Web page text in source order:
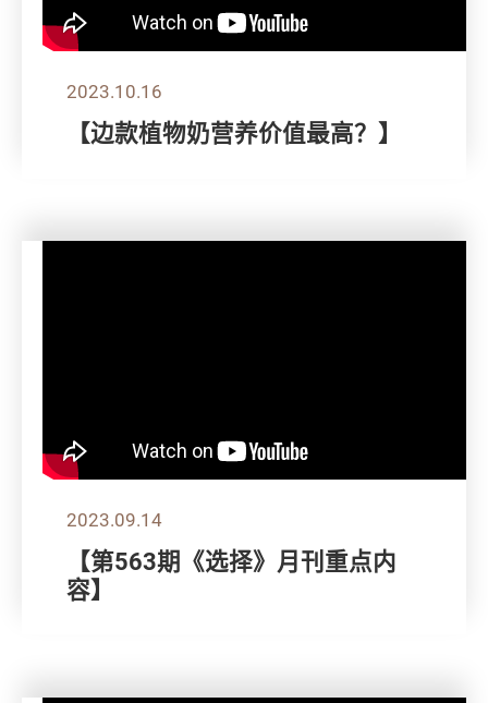
2023.10.16
【边款植物奶营养价值最高？】
2023.09.14
【第563期《选择》月刊重点内
容】